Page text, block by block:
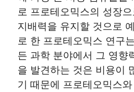
로 프로테오믹스의 성장
지배력을 유지할 것으로
로 한 프로테오믹스 연구
든 과학 분야에서 그 영향
을 발견하는 것은 비용이
기 때문에 프로테오믹스